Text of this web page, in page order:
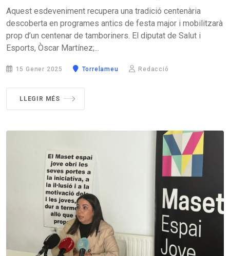
Aquest esdeveniment recupera una tradició centenària
descoberta en programes antics de festa major i mobilitzarà
prop d’un centenar de tamboriners. El diputat de Salut i
Esports, Òscar Martínez;...
15 Gener 2025 Torrelameu Redacció
LLEGIR MÉS